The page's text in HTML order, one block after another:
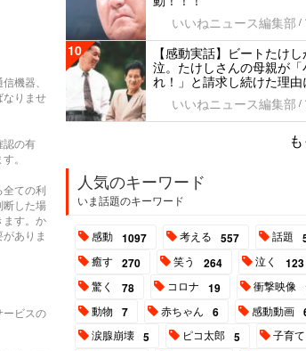
機器、
なりませ
認の有
。
ての利
断した場
ます。か
ありま
ービスの
いいねニュース編集部 /
10
【感動実話】ビートたけ
泣。たけしさんの母親が「
れ！」と請求し続けた理由
いいねニュース編集部 /
人気のキーワード
いま話題のキーワード
感動 1097 考える 557 話題
癒す 270 笑う 264 泣く 123
驚く 78 コロナ 19 衝撃映像
動物 7 赤ちゃん 6 感動動画
涙腺崩壊 5 ピコ太郎 5 子育て